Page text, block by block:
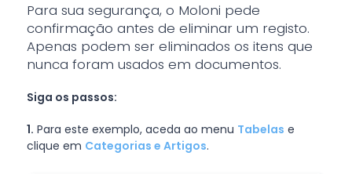
Para sua segurança, o Moloni pede
confirmação antes de eliminar um registo.
Apenas podem ser eliminados os itens que
nunca foram usados em documentos.
Siga os passos:
1. Para este exemplo, aceda ao menu Tabelas e
clique em Categorias e Artigos.